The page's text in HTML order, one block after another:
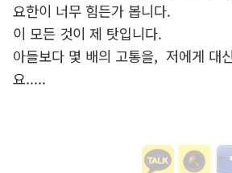
요한이 너무 힘든가 봅니다.
이 모든 것이 제 탓입니다.
아들보다 몇 배의 고통을, 저에게 대
요.....